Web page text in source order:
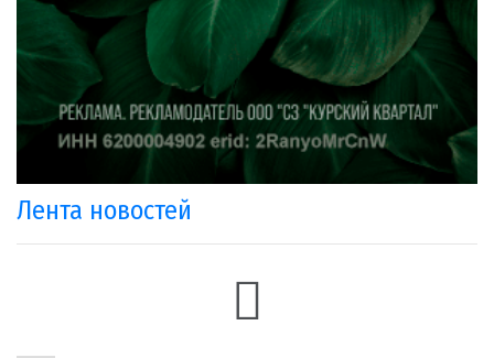
Лента новостей